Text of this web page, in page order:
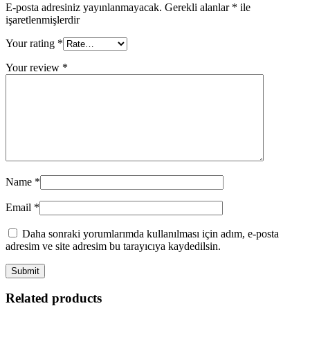
E-posta adresiniz yayınlanmayacak. Gerekli alanlar * ile
işaretlenmişlerdir
Your rating *
Your review *
Name *
Email *
Daha sonraki yorumlarımda kullanılması için adım, e-posta
adresim ve site adresim bu tarayıcıya kaydedilsin.
Related products